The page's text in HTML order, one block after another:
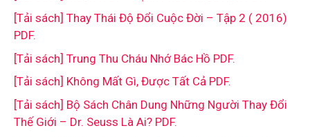
[Tải sách] Thay Thái Độ Đổi Cuộc Đời – Tập 2 ( 2016)
PDF.
[Tải sách] Trung Thu Cháu Nhớ Bác Hồ PDF.
[Tải sách] Không Mất Gì, Được Tất Cả PDF.
[Tải sách] Bộ Sách Chân Dung Những Người Thay Đổi
Thế Giới – Dr. Seuss Là Ai? PDF.